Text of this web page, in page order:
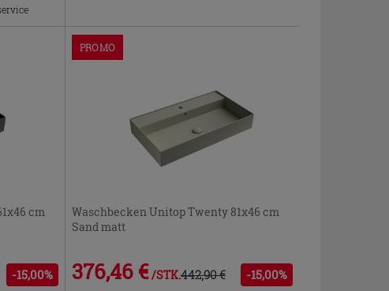
cm
-15,00%
PROMO
Waschbecken Unitop Twenty 81x46 cm
Sand matt
376,46 € /STK.442,90 € -15,00%